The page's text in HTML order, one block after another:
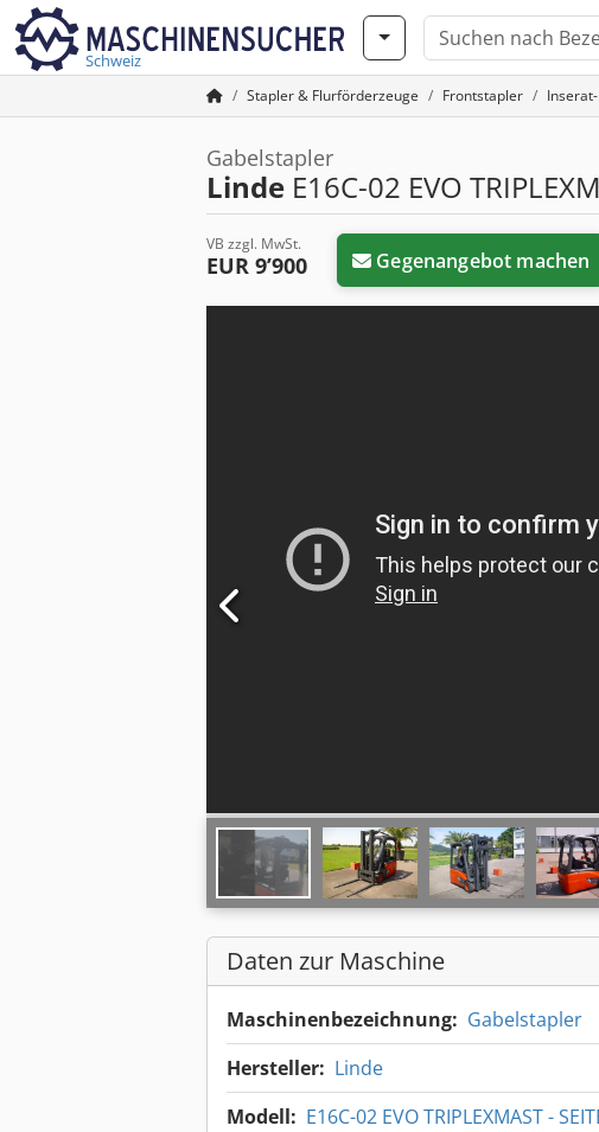
Schweiz
Stapler & Flurförderzeuge Frontstapler
Gabelstapler
Linde E16C-02 EVO
VB zzgl. MwSt.
EUR 9’900 Gegenangebot machen
Daten zur Maschine
Maschinenbezeichnung: Gabelstapler
Hersteller: Linde
Modell: E16C-02 EVO TRIPLEXMAST -